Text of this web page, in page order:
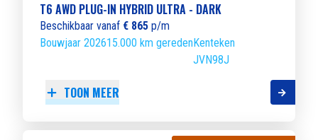
T6 AWD PLUG-IN HYBRID ULTRA - DARK
Beschikbaar vanaf € 865 p/m
Bouwjaar 202615.000 km geredenKenteken
JVN98J
TOON MEER